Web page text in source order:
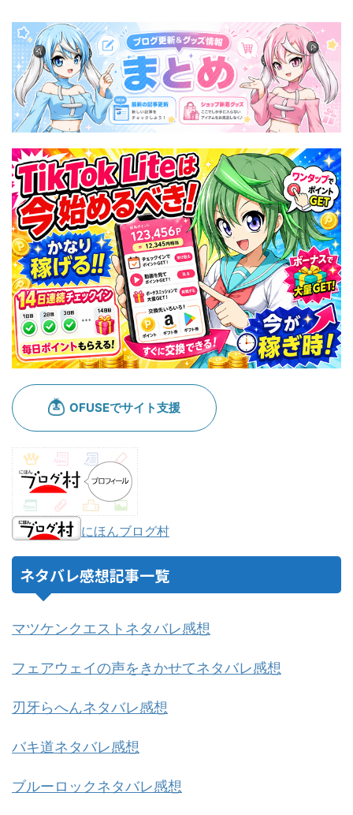
にほんブログ村
ネタバレ感想記事一覧
マツケンクエストネタバレ感想
フェアウェイの声をきかせてネタバレ感想
刃牙らへんネタバレ感想
バキ道ネタバレ感想
ブルーロックネタバレ感想